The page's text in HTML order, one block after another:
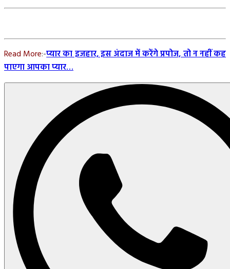
Read More:-प्यार का इजहार, इस अंदाज में करेंगे प्रपोज, तो न नहीं कह
पाएगा आपका प्यार…